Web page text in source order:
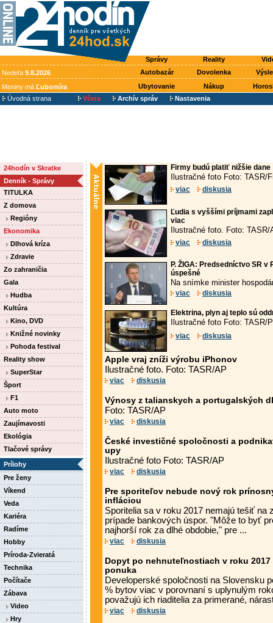
Správy Reality
Nedeľa 9.8.2026 Autobazár Dovolenka
Meniny má Ľubomíra Ubytovanie Nákup
Úvodná strana
Včera Archív správ Nastavenia
24hodín v Skratke
Denník - Správy
TITULKA
Z domova
Regióny
Ekonomika
Dlhová kríza
Zdravie
Zo zahraničia
Gala
Hudba
Kultúra
Kino, DVD
Knižné novinky
Pohoda festival
Reality show
SuperStar
Šport
F1
Auto moto
Zaujímavosti
Ekológia
Tlačové správy
Prílohy
Pre ženy
Víkend
Veda
Kariéra
Radíme
Hobby
Príroda-Zvieratá
Technika
Počítače
Zábava
Video
Hry
Firmy budú platiť nižšie dane
Ilustračné foto Foto: TASR/
viac diskusia
Ľudia s vyššími príjmami
viac
Ilustračné foto. Foto: TASR/
viac diskusia
P. ŽIGA: Predsedníctvo SR v
úspešné
Na snímke minister
viac diskusia
Elektrina, plyn aj teplo sú
Ilustračné foto Foto: TASR/
viac diskusia
Apple vraj zníži výrobu iPhonov
Ilustračné foto. Foto: TASR/AP
viac diskusia
Výnosy z talianskych a portugalských
Foto: TASR/AP
viac diskusia
České investičné spoločnosti a
upy
Ilustračné foto Foto: TASR/AP
viac diskusia
Pre sporiteľov nebude nový rok
infláciou
Sporitelia sa v roku 2017 nemajú tešiť na
prípade bankových úspor. "Môže to byť
najhorší rok za dlhé obdobie," pre ...
viac diskusia
Dopyt po nehnuteľnostiach v roku
ponuka
Developerské spoločnosti na Slovensku
% bytov viac v porovnaní s uplynulým
považujú ich riaditelia za primerané,
viac diskusia